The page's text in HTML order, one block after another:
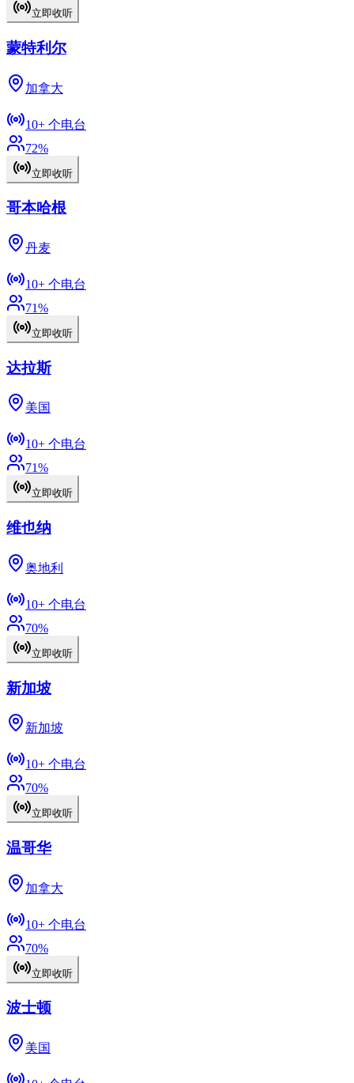
立即收听
蒙特利尔
加拿大
10+ 个电台
72%
立即收听
哥本哈根
丹麦
10+ 个电台
71%
立即收听
达拉斯
美国
10+ 个电台
71%
立即收听
维也纳
奥地利
10+ 个电台
70%
立即收听
新加坡
新加坡
10+ 个电台
70%
立即收听
温哥华
加拿大
10+ 个电台
70%
立即收听
波士顿
美国